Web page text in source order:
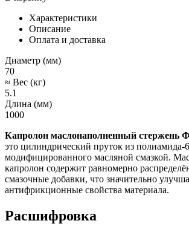
Характеристики
Описание
Оплата и доставка
Диаметр (мм)
70
≈ Вес (кг)
5.1
Длина (мм)
1000
Капролон маслонаполненный стержень
это цилиндрический пруток из полиамида-
модифицированного масляной смазкой.
капролон содержит равномерно
смазочные добавки, что значительно
антифрикционные свойства материала.
Расшифровка